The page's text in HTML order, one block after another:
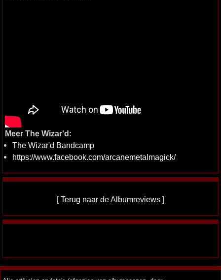
Meer The Wizar'd:
The Wizar'd Bandcamp
https://www.facebook.com/arcanemetalmagick/
[Terug naar de Albumreviews ]